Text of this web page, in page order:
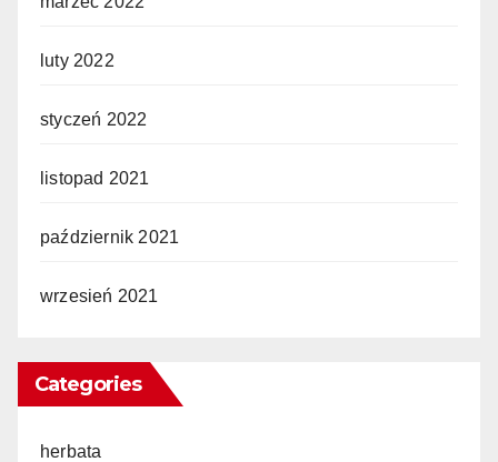
luty 2022
styczeń 2022
listopad 2021
październik 2021
wrzesień 2021
Categories
herbata